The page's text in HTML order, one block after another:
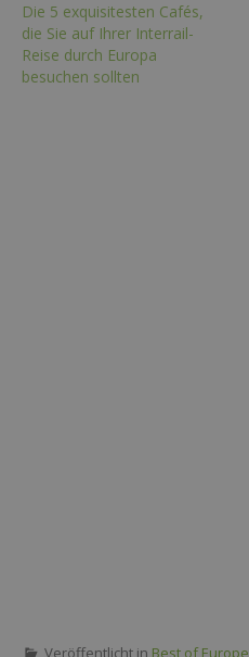
Die 5 exquisitesten Cafés,
die Sie auf Ihrer Interrail-
Reise durch Europa
besuchen sollten